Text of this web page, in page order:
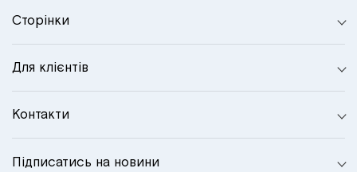
Сторінки
Для клієнтів
Контакти
Підписатись на новини